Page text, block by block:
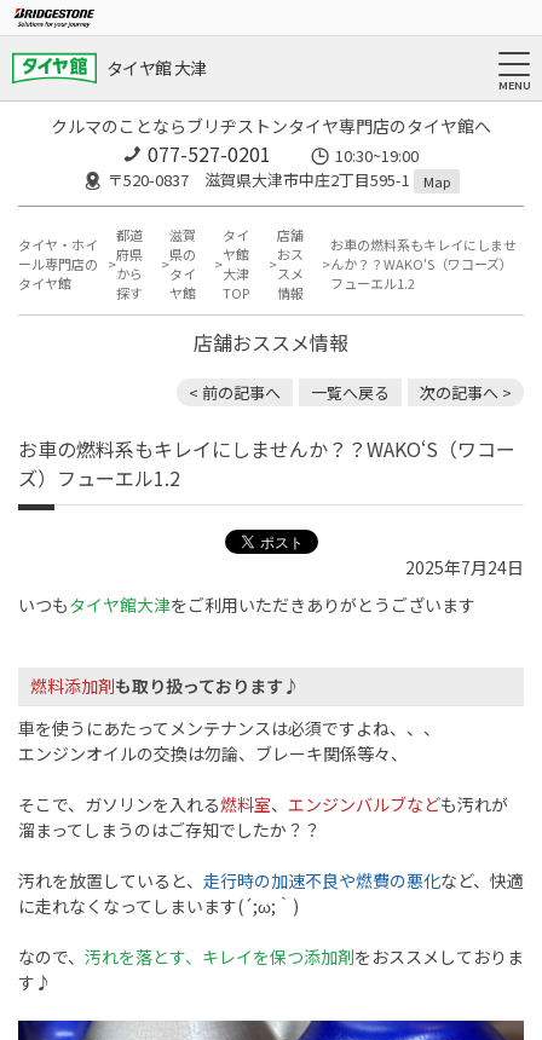
タイヤ館 大津
クルマのことならブリヂストンタイヤ専門店のタイヤ館へ
077-527-0201
10:30~19:00
〒520-0837 滋賀県大津市中庄2丁目595-1
Map
タイヤ・ホイ
ール専門店の
タイヤ館
都道
府県
から
探す
滋賀
県の
タイ
ヤ館
タイ
ヤ館
大津
TOP
店舗
おス
スメ
情報
お車の燃料系もキレイにしませ
んか？？WAKO‘S（ワコーズ）
フューエル1.2
店舗おススメ情報
< 前の記事へ 一覧へ戻る 次の記事へ >
お車の燃料系もキレイにしませんか？？WAKO‘S（ワコー
ズ）フューエル1.2
2025年7月24日
いつもタイヤ館大津をご利用いただきありがとうございます
燃料添加剤も取り扱っております♪
車を使うにあたってメンテナンスは必須ですよね、、、
エンジンオイルの交換は勿論、ブレーキ関係等々、
そこで、ガソリンを入れる燃料室、 エンジンバルブなども汚れが
溜まってしまうのはご存知でしたか？？
汚れを放置していると、 走行時の加速不良や燃費の悪化など、快適
に走れなくなってしまいます(´;ω;｀)
なので、 汚れを落とす、キレイを保つ添加剤をおススメしておりま
す♪